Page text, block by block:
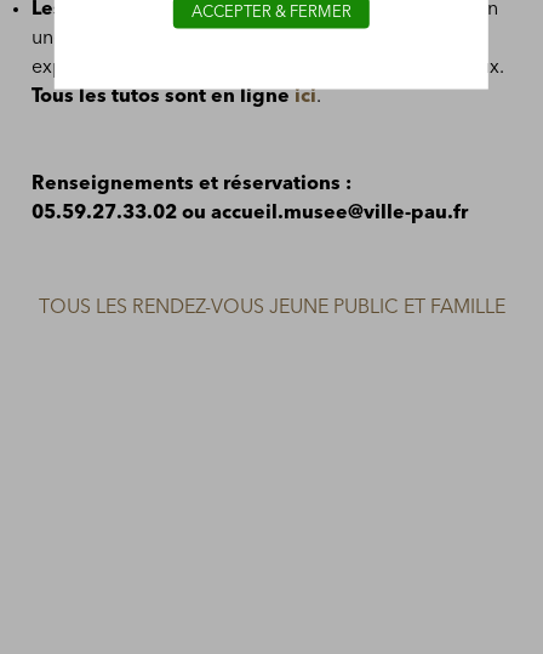
Les tutos-créatifs du musée: découvrir à la maison
une œuvre, un artiste et réaliser un atelier créatif en
expérimentant certains gestes, techniques, matériaux.
Tous les tutos sont en ligne ici.
Renseignements et réservations :
05.59.27.33.02 ou accueil.musee@ville-pau.fr
TOUS LES RENDEZ-VOUS JEUNE PUBLIC ET FAMILLE
ACCEPTER & FERMER